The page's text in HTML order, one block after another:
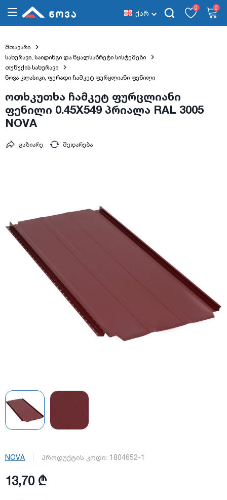
ქარ
0 0
მთავარი
სახურავი, საიდინგი და წყალსაწრეტი სისტემები
თუნუქის სახურავი
ნოვა კლასიკი, ფერადი ჩამკეტ ფურცლიანი ფენილი
ოთხკუთხა ჩამკეტ ფურცლიანი
ფენილი 0.45X549 პრიალა RAL 3005
NOVA
შედარება
გაზიარე
NOVA პროდუქტის კოდი: 1804652-1
13,70 ₾